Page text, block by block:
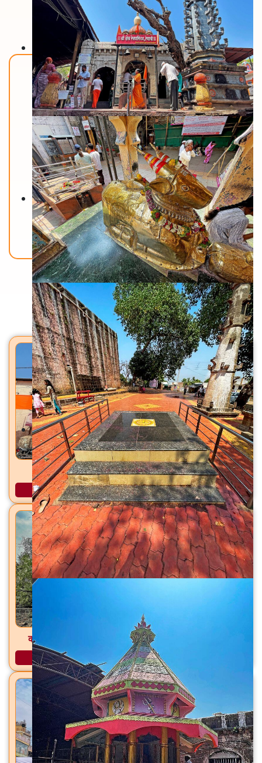
Back To Home
मंदिरे
तळ्यावरील गणपती मंदिर मिरज, ता. मिरज, जि. सांगली
अधिक माहिती
काळा महादेव / कपिलेश्वर मंदिर कुंडल, ता. तासगाव, जि. सांगली
अधिक माहिती